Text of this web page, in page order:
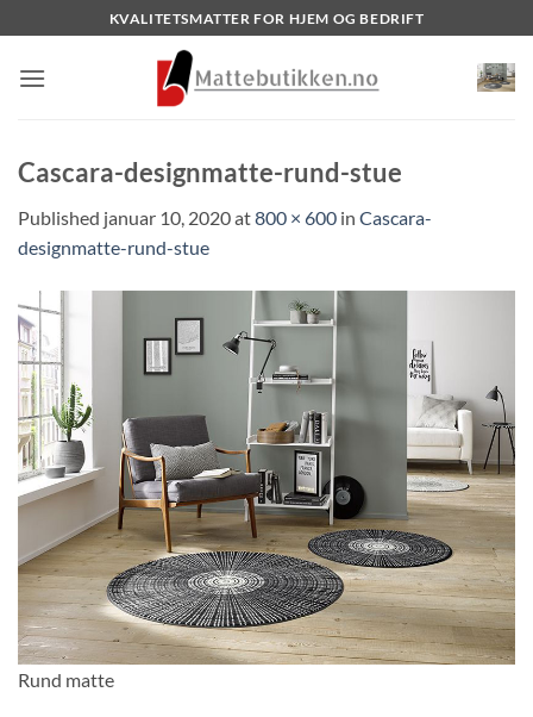
to
content
KVALITETSMATTER FOR HJEM OG BEDRIFT
Cascara-designmatte-rund-stue
Published januar 10, 2020at800 × 600 in Cascara-
designmatte-rund-stue
Rund matte